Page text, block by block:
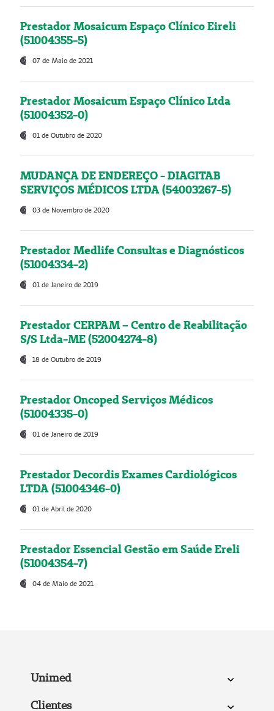
Prestador Mosaicum Espaço Clínico Eireli
(51004355-5)
07 de Maio de 2021
Prestador Mosaicum Espaço Clínico Ltda
(51004352-0)
01 de Outubro de 2020
MUDANÇA DE ENDEREÇO - DIAGITAB
SERVIÇOS MÉDICOS LTDA (54003267-5)
03 de Novembro de 2020
Prestador Medlife Consultas e Diagnósticos
(51004334-2)
01 de Janeiro de 2019
Prestador CERPAM – Centro de Reabilitação
S/S Ltda-ME (52004274-8)
18 de Outubro de 2019
Prestador Oncoped Serviços Médicos
(51004335-0)
01 de Janeiro de 2019
Prestador Decordis Exames Cardiológicos
LTDA (51004346-0)
01 de Abril de 2020
Prestador Essencial Gestão em Saúde Ereli
(51004354-7)
04 de Maio de 2021
Unimed
Clientes